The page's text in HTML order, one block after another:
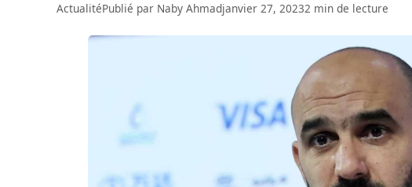
ActualitéPublié par Naby Ahmadjanvier 27, 20232 min de lecture